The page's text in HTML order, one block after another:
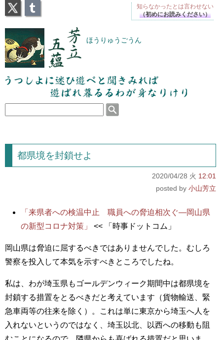
芳立五蘊 ほうりゅうごうん
うつしよに迷ひ遊べと聞きみれば遊ばれ暮るるわが
身なりけり
都県境を封鎖せよ
2020/04/28 火 12:01
小山芳立
「来県者への検温中止 職員への脅迫相次ぐ―岡山県
の新型コロナ対策」
<< 「時事ドットコム」
岡山県は脅迫に屈するべきではありませんでした。むしろ
警察を投入して本気を示すべきところでしたね。
私は、わが埼玉県もゴールデンウィーク期間中は都県境を
封鎖する措置をとるべきだと考えています（貨物輸送、緊
急車両等の往来を除く）。これは単に東京から埼玉へ人を
入れないというのではなく、埼玉以北、以西への移動も阻
知らなかったとは言わせない
（初めにお読みください）
X Tumblr